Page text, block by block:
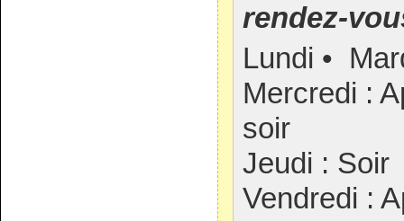
rendez-
Lundi •
Mercredi :
soir
Jeudi : Soir
Vendredi :